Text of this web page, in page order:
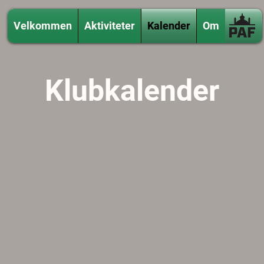
Velkommen Aktiviteter Kalender Om
Klubkalender